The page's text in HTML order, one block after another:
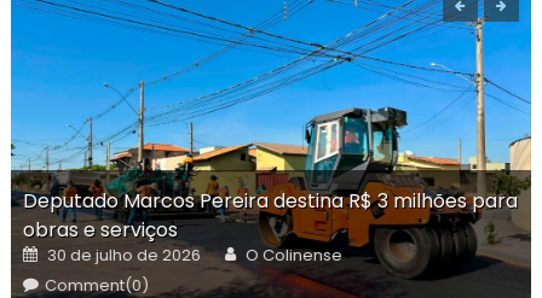
Deputado Marcos Pereira destina R$ 3 milhões para
obras e serviços
Posted
on
30 de julho de 2026 Author
O Colinense
Comment(0)